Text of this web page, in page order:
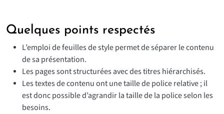
Quelques points respectés
L’emploi de feuilles de style permet de séparer le contenu
de sa présentation.
Les pages sont structurées avec des titres hiérarchisés.
Les textes de contenu ont une taille de police relative ; il
est donc possible d’agrandir la taille de la police selon les
besoins.